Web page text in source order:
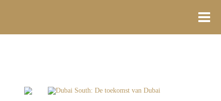
Dubai South: De toekomst van Dubai